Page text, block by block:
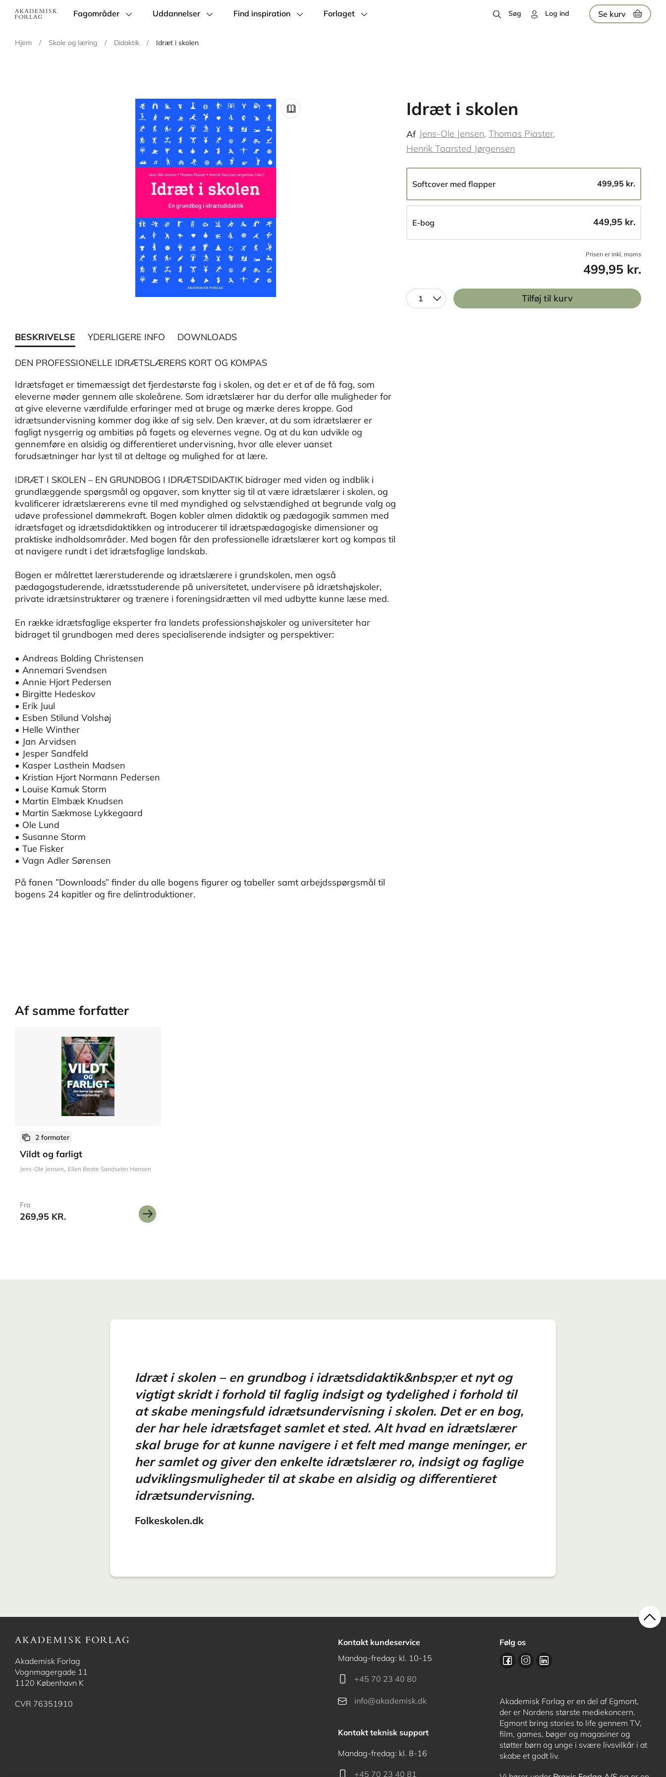
Main
Fagområder Uddannelser Find inspiration Forlaget Søg Log ind Se kurv
Hjem / Skole og læring / Didaktik / Idræt i skolen
Idræt i skolen
Af Jens-Ole Jensen Thomas Piaster
Henrik Taarsted Jørgensen
Softcover med flapper 499,95 kr.
E-bog 449,95 kr.
Prisen er inkl, moms
499,95 kr.
1 Tilføj til kurv
BESKRIVELSE YDERLIGERE INFO DOWNLOADS
DEN PROFESSIONELLE IDRÆTSLÆRERS KORT OG KOMPAS
Idrætsfaget er timemæssigt det fjerdestørste fag i skolen, og det er et af de få fag, som
eleverne møder gennem alle skoleårene. Som idrætslærer har du derfor alle muligheder for
at give eleverne værdifulde erfaringer med at bruge og mærke deres kroppe. God
idrætsundervisning kommer dog ikke af sig selv. Den kræver, at du som idrætslærer er
fagligt nysgerrig og ambitiøs på fagets og elevernes vegne. Og at du kan udvikle og
gennemføre en alsidig og differentieret undervisning, hvor alle elever uanset
forudsætninger har lyst til at deltage og mulighed for at lære.
IDRÆT I SKOLEN – EN GRUNDBOG I IDRÆTSDIDAKTIK bidrager med viden og indblik i
grundlæggende spørgsmål og opgaver, som knytter sig til at være idrætslærer i skolen, og
kvalificerer idrætslærerens evne til med myndighed og selvstændighed at begrunde valg og
udøve professionel dømmekraft. Bogen kobler almen didaktik og pædagogik sammen med
idrætsfaget og idrætsdidaktikken og introducerer til idrætspædagogiske dimensioner og
praktiske indholdsområder. Med bogen får den professionelle idrætslærer kort og kompas til
at navigere rundt i det idrætsfaglige landskab.
Bogen er målrettet lærerstuderende og idrætslærere i grundskolen, men også
pædagogstuderende, idrætsstuderende på universitetet, undervisere på idrætshøjskoler,
private idrætsinstruktører og trænere i foreningsidrætten vil med udbytte kunne læse med.
En række idrætsfaglige eksperter fra landets professionshøjskoler og universiteter har
bidraget til grundbogen med deres specialiserende indsigter og perspektiver:
• Andreas Bolding Christensen
• Annemari Svendsen
• Annie Hjort Pedersen
• Birgitte Hedeskov
• Erik Juul
• Esben Stilund Volshøj
• Helle Winther
• Jan Arvidsen
• Jesper Sandfeld
• Kasper Lasthein Madsen
• Kristian Hjort Normann Pedersen
• Louise Kamuk Storm
• Martin Elmbæk Knudsen
• Martin Sækmose Lykkegaard
• Ole Lund
• Susanne Storm
• Tue Fisker
• Vagn Adler Sørensen
På fanen ”Downloads” finder du alle bogens figurer og tabeller samt arbejdsspørgsmål til
bogens 24 kapitler og fire delintroduktioner.
Af samme forfatter
2 formater
Vildt og farligt
Jens-Ole Jensen Ellen Beate Sandseter Hansen
Fra
269,95 KR.
Idræt i skolen – en grundbog i idrætsdidaktik&nbsp;er et nyt og
vigtigt skridt i forhold til faglig indsigt og tydelighed i forhold til
at skabe meningsfuld idrætsundervisning i skolen. Det er en bog,
der har hele idrætsfaget samlet et sted. Alt hvad en idrætslærer
skal bruge for at kunne navigere i et felt med mange meninger, er
her samlet og giver den enkelte idrætslærer ro, indsigt og faglige
udviklingsmuligheder til at skabe en alsidig og differentieret
idrætsundervisning.
Folkeskolen.dk
Akademisk Forlag
Vognmagergade 11
1120 København K
CVR 76351910
Kontakt kundeservice
Mandag-fredag: kl. 10-15
+45 70 23 40 80
info@akademisk.dk
Kontakt teknisk support
Mandag-fredag: kl. 8-16
+45 70 23 40 81
Følg os
Akademisk Forlag er en del af Egmont,
der er Nordens største mediekoncern.
Egmont bring stories to life gennem TV,
film, games, bøger og magasiner og
støtter børn og unge i svære livsvilkår i at
skabe et godt liv.